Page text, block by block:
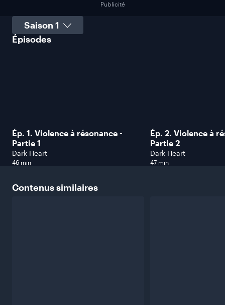
Publicité
Sélectionner une saison
Épisodes
Ép. 1. Violence à résonance -
Partie 1
Dark Heart
46 min
Ép. 2. Violence à
Partie 2
Dark Heart
47 min
Contenussimilaires